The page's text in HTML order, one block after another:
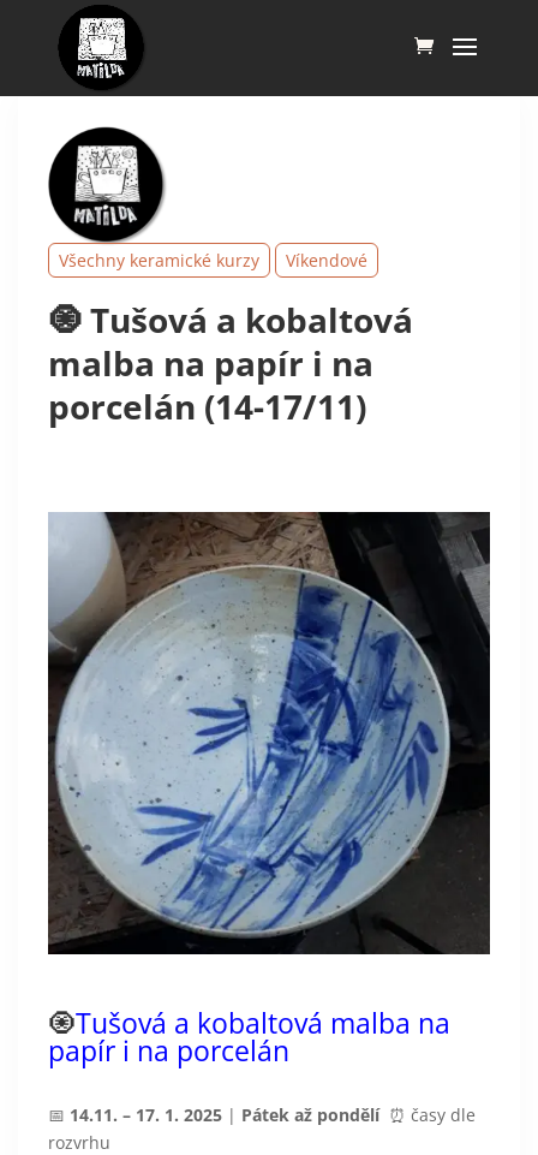
Všechny keramické kurzy Víkendové
🧿 Tušová a kobaltová
malba na papír i na
porcelán (14-17/11)
🧿Tušová a kobaltová malba na
papír i na porcelán
📅 14.11. – 17. 1. 2025 | Pátek až pondělí⏰ časy dle
rozvrhu